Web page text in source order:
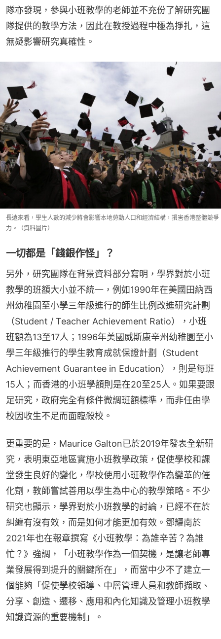
隊亦發現，參與小班教學的老師並不充份了解研究團
隊提供的教學方法，因此在教授過程中極為掙扎，這
無疑影響研究真確性。
長遠來看，學生人數的減少將會影響本地勞動人口和經濟結構，損害香港整體競爭
力。（資料圖片）
一切都是「錢銀作怪」？
另外，研究團隊在背景資料部分寫明，學界對於小班
教學的班額大小並不統一，例如1990年在美國田納西
州幼稚園至小學三年級進行的師生比例改進研究計劃
（Student / Teacher Achievement Ratio），小班
班額為13至17人；1996年美國威斯康辛州幼稚園至小
學三年級推行的學生教育成就保證計劃（Student
Achievement Guarantee in Education），則是每班
15人；而香港的小班學額則是在20至25人。如果要跟
足研究，政府完全有條件微調班額標準，而非任由學
校因收生不足而面臨殺校。
更重要的是，Maurice Galton已於2019年發表全新研
究，表明東亞地區實施小班教學政策，促使學校和課
堂發生良好的變化，學校使用小班教學作為變革的催
化劑，教師嘗試善用以學生為中心的教學策略。不少
研究也顯示，學界對於小班教學的討論，已經不在於
糾纏有沒有效，而是如何才能更加有效。鄧耀南於
2021年也在報章撰寫《小班教學：為誰辛苦？為誰
忙？》強調，「小班教學作為一個契機，是讓老師專
業發展得到提升的關鍵所在」，而當中少不了建立一
個能夠「促使學校領導、中層管理人員和教師擷取、
分享、創造、遷移、應用和內化知識及管理小班教學
知識資源的重要機制」。